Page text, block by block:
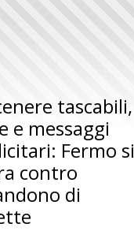
tascabili,
e messaggi
Fermo si
contro
di